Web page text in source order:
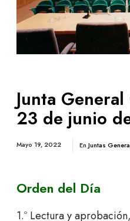
Junta
23 de junio
Mayo 19, 2022 En Juntas
Orden del Día
1.º Lectura y